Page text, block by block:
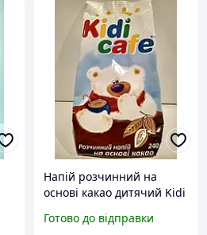
Напій розчинний на
основі какао дитячий Kidi
Готово до відправки